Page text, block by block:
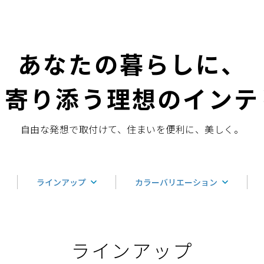
あなたの暮らしに、
り添う理想のイン
自由な発想で取付けて、住まいを便利に、美しく。
ラインアップ カラーバリエーション
ラインアップ